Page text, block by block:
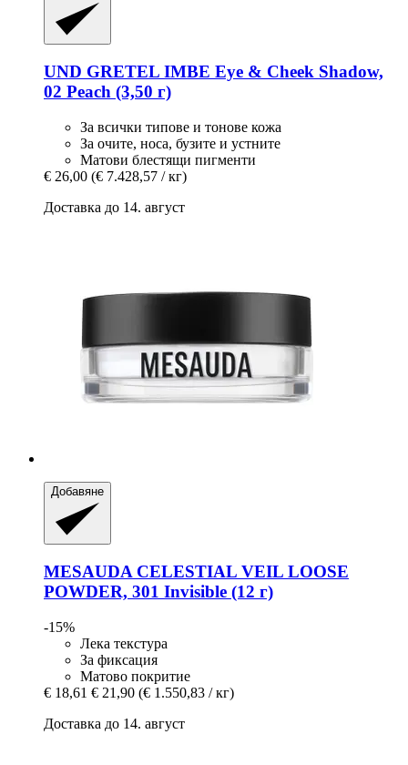
UND GRETEL IMBE Eye & Cheek Shadow,
02 Peach (3,50 г)
За всички типове и тонове кожа
За очите, носа, бузите и устните
Матови блестящи пигменти
€ 26,00 (€ 7.428,57 / кг)
Доставка до 14. август
Добавяне
MESAUDA CELESTIAL VEIL LOOSE
POWDER, 301 Invisible (12 г)
-15%
Лека текстура
За фиксация
Матово покритие
€ 18,61 € 21,90 (€ 1.550,83 / кг)
Доставка до 14. август